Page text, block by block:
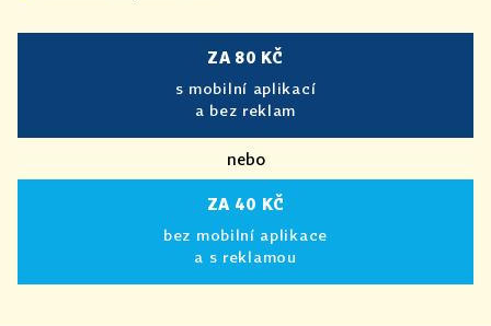
ZA 80 KČ
s mobilní aplikací
a bez reklam
nebo
ZA 40 KČ
bez mobilní aplikace
a s reklamou